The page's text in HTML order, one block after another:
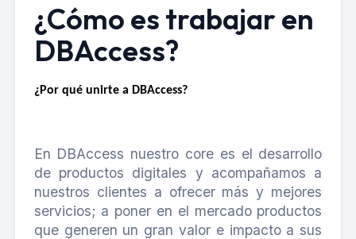
¿Cómo es trabajar en
DBAccess?
¿Por qué unirte a DBAccess?
En DBAccess nuestro core es el desarrollo
de productos digitales y acompañamos a
nuestros clientes a ofrecer más y mejores
servicios; a poner en el mercado productos
que generen un gran valor e impacto a sus